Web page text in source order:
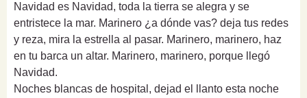
Navidad es Navidad, toda la tierra se alegra y se
entristece la mar. Marinero ¿a dónde vas? deja tus redes
y reza, mira la estrella al pasar. Marinero, marinero, haz
en tu barca un altar. Marinero, marinero, porque llegó
Navidad.
Noches blancas de hospital, dejad el llanto esta noche